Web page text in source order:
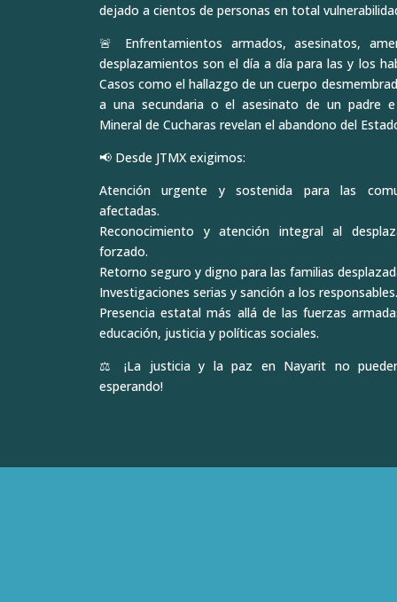
dejado a cientos de personas en total
🚨 Enfrentamientos armados, asesinatos,
desplazamientos son el día a día para las y los
Casos como el hallazgo de un cuerpo
a una secundaria o el asesinato de un padre
Mineral de Cucharas revelan el abandono del
📢 Desde JTMX exigimos:
Atención urgente y sostenida para las
afectadas.
Reconocimiento y atención integral al
forzado.
Retorno seguro y digno para las familias
Investigaciones serias y sanción a los responsables.
Presencia estatal más allá de las fuerzas
educación, justicia y políticas sociales.
⚖️ ¡La justicia y la paz en Nayarit no
esperando!